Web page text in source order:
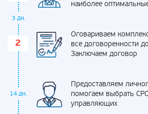
3 дн.
наиболее
Оговариваем
все договоренности
Заключаем договор
14 дн.
Предоставляем
помогаем выбрать
управляющих